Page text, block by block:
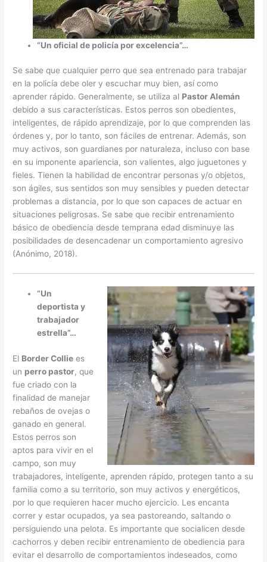
“Un oficial de policía por excelencia”…
Se sabe que cualquier perro que sea entrenado para trabajar
en la policía debe oler y escuchar muy bien, así como
aprender rápido. Generalmente, se utiliza al Pastor Alemán
debido a sus características. Estos perros son obedientes,
inteligentes, de rápido aprendizaje, por lo que comprenden las
órdenes y, por lo tanto, son fáciles de entrenar. Además, son
muy activos, son guardianes por naturaleza, incluso con base
en su imponente apariencia, son valientes, algo juguetones y
fieles. Tienen la habilidad de encontrar personas y/o objetos,
son ágiles, sus sentidos son muy sensibles y pueden detectar
problemas a distancia, por lo que son capaces de actuar en
situaciones peligrosas. Se sabe que recibir entrenamiento
básico de obediencia desde temprana edad disminuye las
posibilidades de desencadenar un comportamiento agresivo
(Anónimo, 2018).
“Un
deportista y
trabajador
estrella”…
El Border Collie es
un perro pastor, que
fue criado con la
finalidad de manejar
rebaños de ovejas o
ganado en general.
Estos perros son
aptos para vivir en el
campo, son muy
trabajadores, inteligente, aprenden rápido, protegen tanto a su
familia como a su territorio, son muy activos y energéticos,
por lo que requieren hacer mucho ejercicio. Les encanta
correr y estar ocupados, ya sea pastoreando, saltando o
persiguiendo una pelota. Es importante que socialicen desde
cachorros y deben recibir entrenamiento de obediencia para
evitar el desarrollo de comportamientos indeseados, como